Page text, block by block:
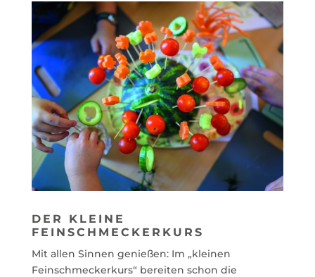
DER KLEINE
FEINSCHMECKERKURS
Mit allen Sinnen genießen: Im „kleinen
Feinschmeckerkurs“ bereiten schon die